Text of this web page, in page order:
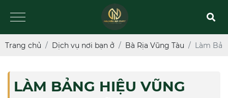
Trang chủ Dịch vụ nơi bạn ở Bà Rịa Vũng Tàu Làm
LÀM BẢNG HIỆU VŨNG